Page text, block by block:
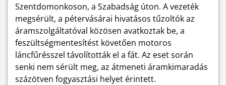
Szentdomonkoson, a Szabadság úton. A vezeték
megsérült, a pétervásárai hivatásos tűzoltók az
áramszolgáltatóval közösen avatkoztak be, a
feszültségmentesítést követően motoros
láncfűrésszel távolították el a fát. Az eset során
senki nem sérült meg, az átmeneti áramkimaradás
százötven fogyasztási helyet érintett.